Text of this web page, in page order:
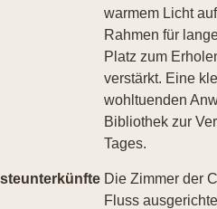
warmem Licht
Rahmen für
Platz zum
verstärkt. Eine
wohltuenden
Bibliothek zur
Tages.
Die Zimmer der
Fluss